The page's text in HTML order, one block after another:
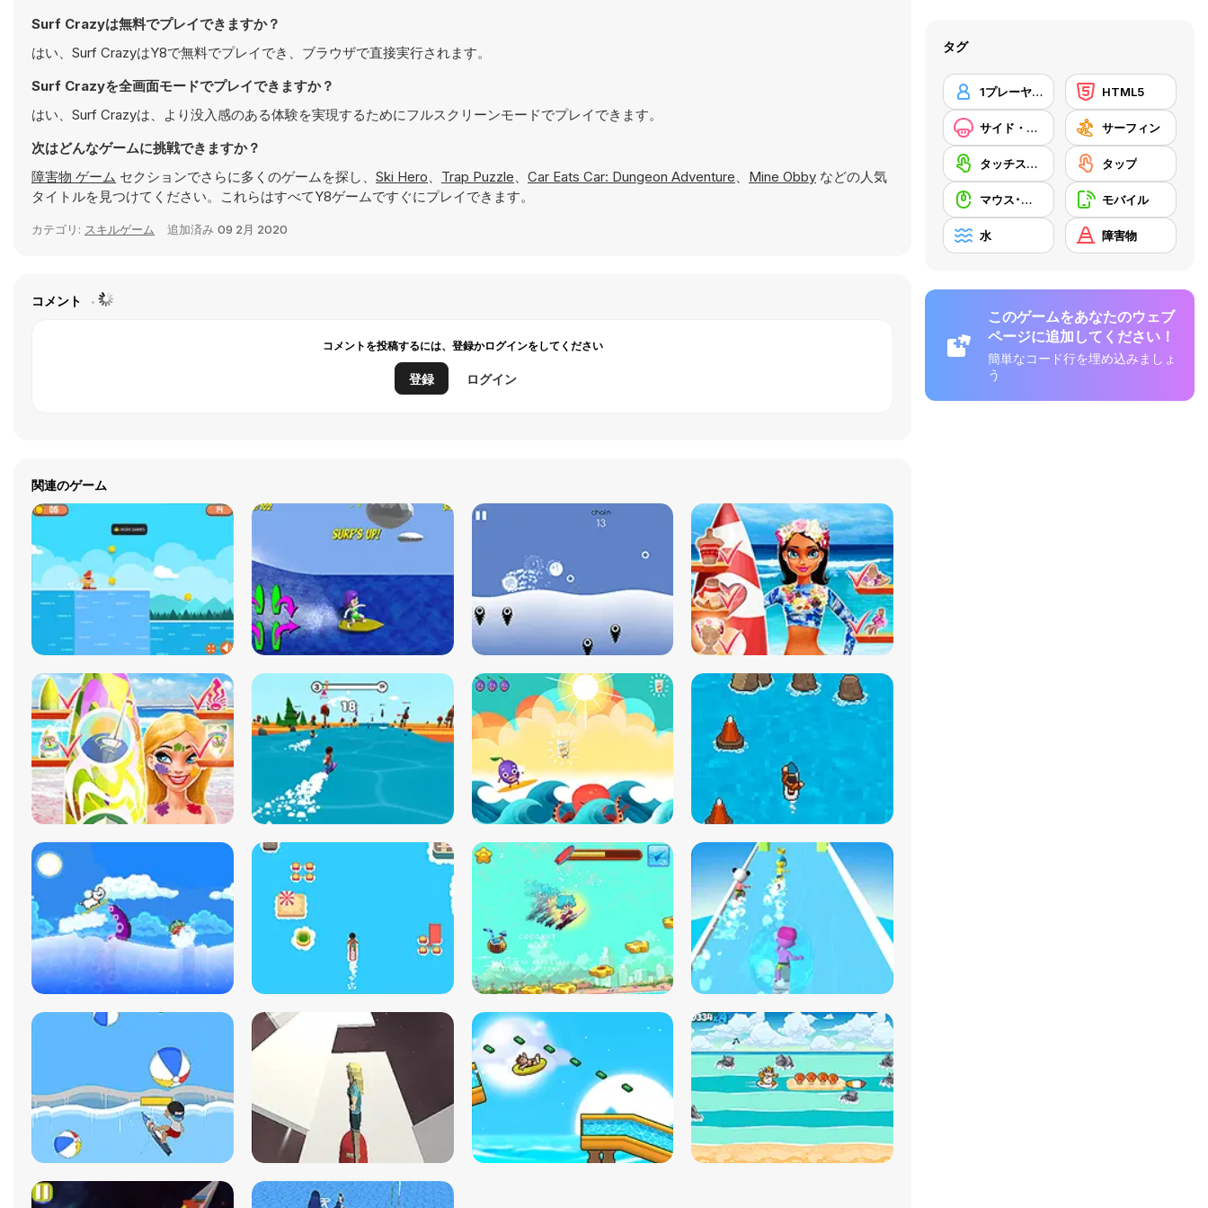
Surf Crazyは無料でプレイできますか？
はい、Surf CrazyはY8で無料でプレイでき、ブラウザで直接実行されます。
Surf Crazyを全画面モードでプレイできますか？
はい、Surf Crazyは、より没入感のある体験を実現するためにフルスクリーンモードでプレイできます。
次はどんなゲームに挑戦できますか？
障害物 ゲーム セクションでさらに多くのゲームを探し、 Ski Hero、 Trap Puzzle、 Car Eats Car: Dungeon Adventure、 Mine Obby などの人気
タイトルを見つけてください。これらはすべてY8ゲームですぐにプレイできます。
カテゴリ: スキルゲーム 追加済み 09 2月 2020
コメント
コメントを投稿するには、登録かログインをしてください
登録 ログイン
関連のゲーム
タグ
1プレーヤー HTML5
サイド・スクローリング サーフィン
タッチスクリーン タップ
マウス･スキル モバイル
水 障害物
このゲームをあなたのウェブ
ページに追加してください！
簡単なコード行を埋め込みましょ
う